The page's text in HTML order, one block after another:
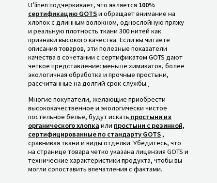
U’linen подчеркивает, что является 100%
сертификацию GOTSи обращает внимание на
хлопок с длинным волокном, однослойную пряжу
и реальную плотность ткани 300 нитей как
признаки высокого качества. Если вы читаете
описания товаров, эти полезные показатели
качества в сочетании с сертификатом GOTS дают
четкое представление: меньше химикатов, более
экологичная обработка и прочные простыни,
рассчитанные на долгий срок службы.
Многие покупатели, желающие приобрести
высококачественное и экологически чистое
постельное белье, будут искать простыни из
органического хлопка или простыни с резинкой,
сертифицированные по стандарту GOTS ,
сравнивая ткани и виды отделки. Убедитесь, что
на странице товара четко указана лицензия GOTS и
технические характеристики продукта, чтобы вы
могли сопоставить впечатления с фактами.